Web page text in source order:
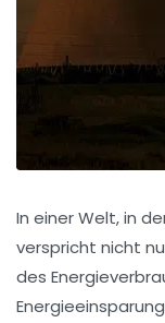
In einer Welt, in
verspricht nicht
des